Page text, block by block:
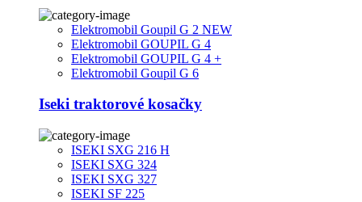
Elektromobil Goupil G 2 NEW
Elektromobil GOUPIL G 4
Elektromobil GOUPIL G 4 +
Elektromobil Goupil G 6
Iseki traktorové kosačky
ISEKI SXG 216 H
ISEKI SXG 324
ISEKI SXG 327
ISEKI SF 225